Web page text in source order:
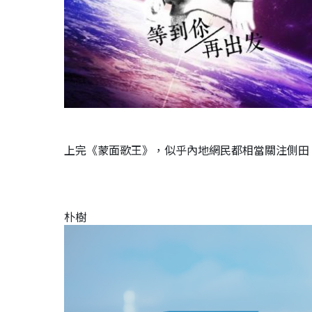
上完《蒙面歌王》，似乎內地網民都相當關注側
朴樹